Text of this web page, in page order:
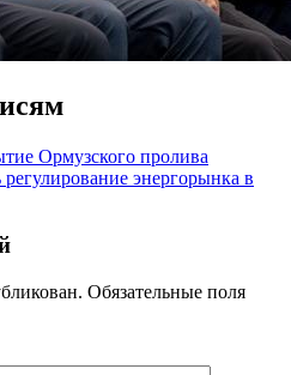
Ормузского пролива
энергорынка в
Обязательные поля